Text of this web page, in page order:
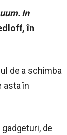
In
în
de a schimba
asta în
de